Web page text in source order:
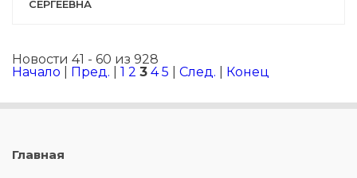
СЕРГЕЕВНА
Новости 41 - 60 из 928
Начало
Пред. 1 2 3 4 5 След. Конец
Главная